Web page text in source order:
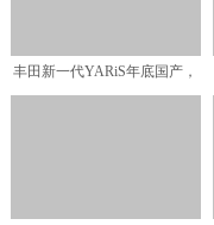
丰田新一代YARiS年底国产，